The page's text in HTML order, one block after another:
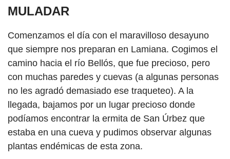
MULADAR
Comenzamos el día con el maravilloso desayuno
que siempre nos preparan en Lamiana. Cogimos el
camino hacia el río Bellós, que fue precioso, pero
con muchas paredes y cuevas (a algunas personas
no les agradó demasiado ese traqueteo). A la
llegada, bajamos por un lugar precioso donde
podíamos encontrar la ermita de San Úrbez que
estaba en una cueva y pudimos observar algunas
plantas endémicas de esta zona.